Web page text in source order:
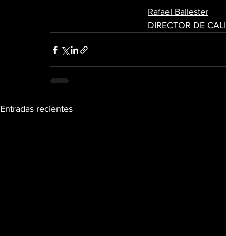
Rafael Ballester
DIRECTOR DE
Entradas recientes